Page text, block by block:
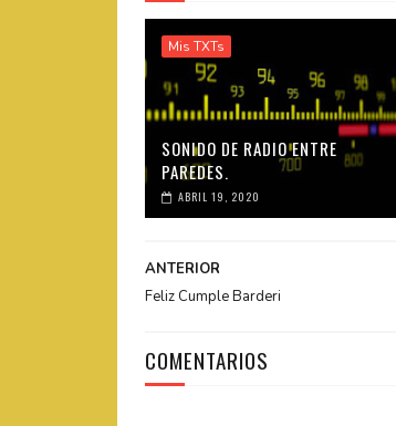
Mis TXTs
SONIDO DE RADIO ENTRE
PAREDES.
ABRIL 19, 2020
ANTERIOR
Feliz Cumple Barderi
COMENTARIOS